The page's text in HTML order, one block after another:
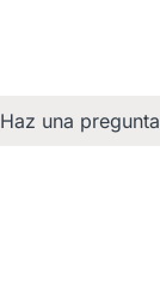
Haz una pregunta